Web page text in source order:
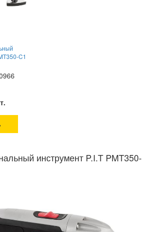
C1
инструмент P.I.T PMT350-